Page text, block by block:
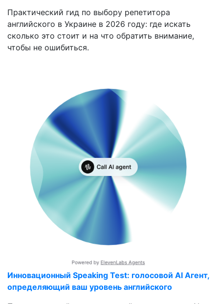
Практический гид по выбору репетитора
английского в Украине в 2026 году: где искать
сколько это стоит и на что обратить внимание,
чтобы не ошибиться.
Инновационный Speaking Test: голосовой AI Агент,
определяющий ваш уровень английского